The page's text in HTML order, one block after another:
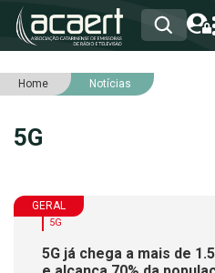
HOME
ASSOCIADOS
NOTÍCIAS
SERVIÇOS
Home Notícias
5G
GERAL
5G
5G já chega a mais de